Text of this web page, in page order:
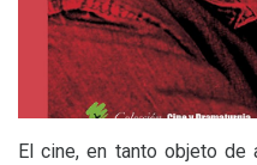
El cine, en tanto objeto